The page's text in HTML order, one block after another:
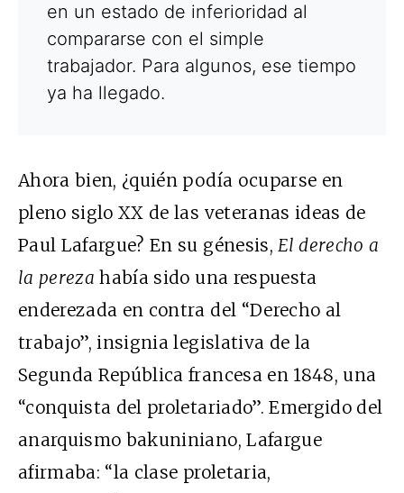
en un estado de inferioridad al
compararse con el simple
trabajador. Para algunos, ese tiempo
ya ha llegado.
Ahora bien, ¿quién podía ocuparse en
pleno siglo XX de las veteranas ideas de
Paul Lafargue? En su génesis,El derecho a
la pereza había sido una respuesta
enderezada en contra del “Derecho al
trabajo”, insignia legislativa de la
Segunda República francesa en 1848, una
“conquista del proletariado”. Emergido del
anarquismo bakuniniano, Lafargue
afirmaba: “la clase proletaria,